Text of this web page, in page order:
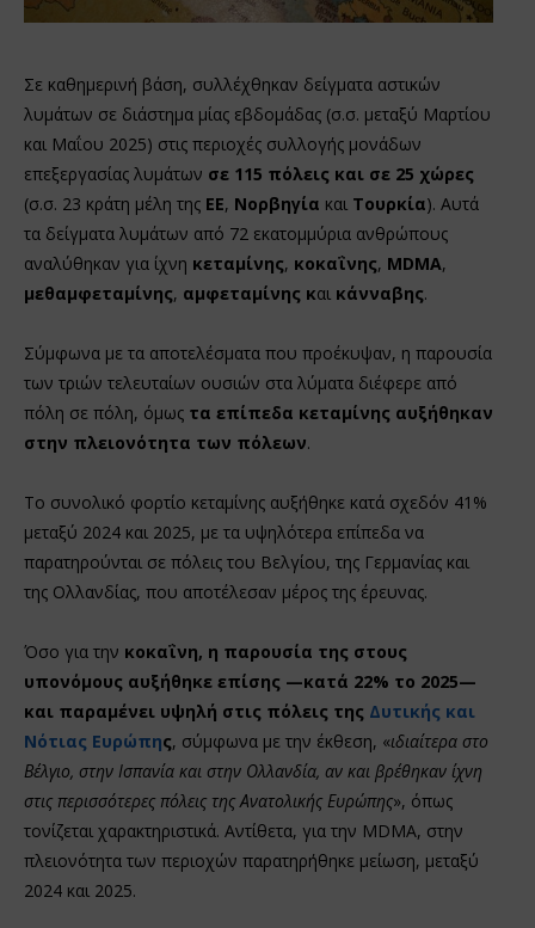
Σε καθημερινή βάση, συλλέχθηκαν δείγματα αστικών
λυμάτων σε διάστημα μίας εβδομάδας (σ.σ. μεταξύ Μαρτίου
και Μαΐου 2025) στις περιοχές συλλογής μονάδων
επεξεργασίας λυμάτων σε 115 πόλεις και σε 25 χώρες
(σ.σ. 23 κράτη μέλη της ΕΕ, Νορβηγία και Τουρκία). Αυτά
τα δείγματα λυμάτων από 72 εκατομμύρια ανθρώπους
αναλύθηκαν για ίχνη κεταμίνης, κοκαΐνης, MDMA,
μεθαμφεταμίνης, αμφεταμίνης και κάνναβης.
Σύμφωνα με τα αποτελέσματα που προέκυψαν, η παρουσία
των τριών τελευταίων ουσιών στα λύματα διέφερε από
πόλη σε πόλη, όμως τα επίπεδα κεταμίνης αυξήθηκαν
στην πλειονότητα των πόλεων.
Το συνολικό φορτίο κεταμίνης αυξήθηκε κατά σχεδόν 41%
μεταξύ 2024 και 2025, με τα υψηλότερα επίπεδα να
παρατηρούνται σε πόλεις του Βελγίου, της Γερμανίας και
της Ολλανδίας, που αποτέλεσαν μέρος της έρευνας.
Όσο για την κοκαΐνη, η παρουσία της στους
υπονόμους αυξήθηκε επίσης —κατά 22% το 2025—
και παραμένει υψηλή στις πόλεις της Δυτικής και
Νότιας Ευρώπης, σύμφωνα με την έκθεση, «ιδιαίτερα στο
Βέλγιο, στην Ισπανία και στην Ολλανδία, αν και βρέθηκαν ίχνη
στις περισσότερες πόλεις της Ανατολικής Ευρώπης», όπως
τονίζεται χαρακτηριστικά. Αντίθετα, για την MDMA, στην
πλειονότητα των περιοχών παρατηρήθηκε μείωση, μεταξύ
2024 και 2025.